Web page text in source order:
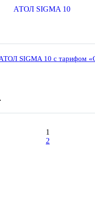
SIGMA 10 с тарифом
1
2